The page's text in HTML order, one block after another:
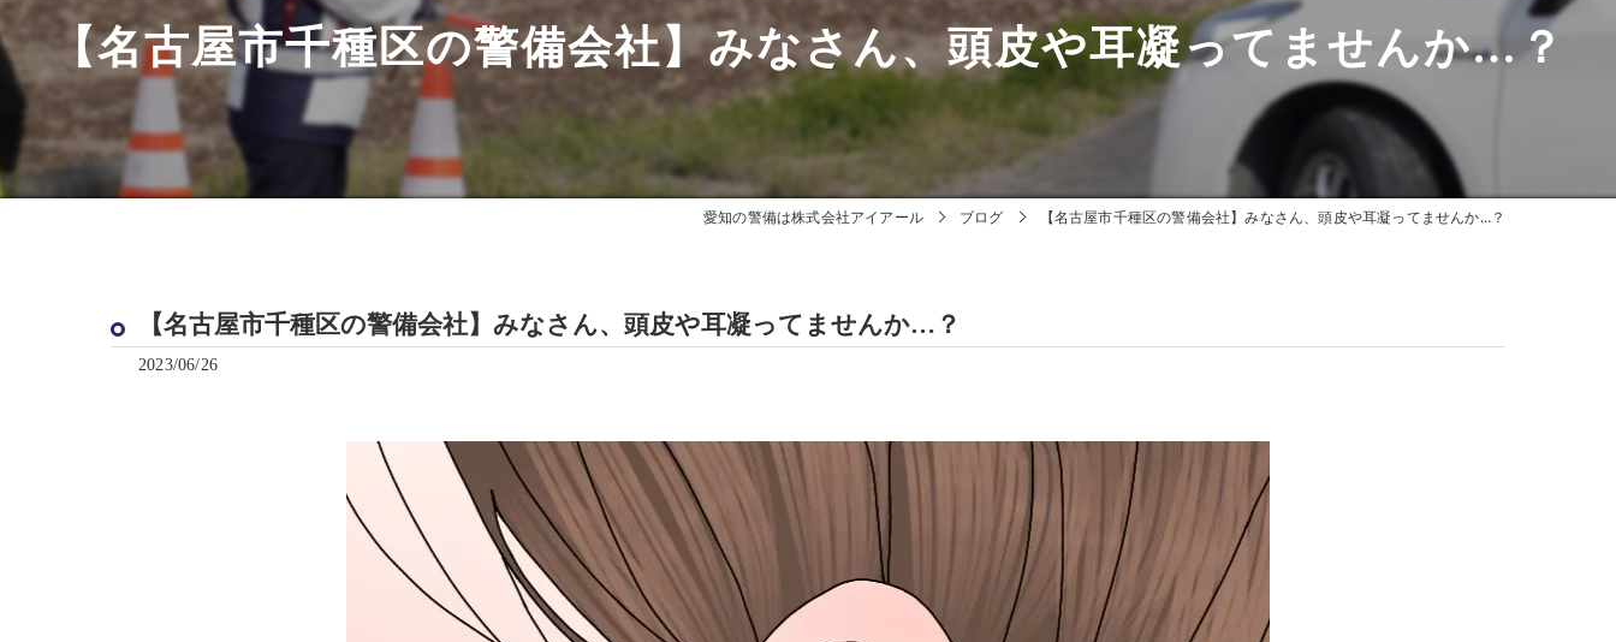
【名古屋市千種区の警備会社】みなさん、頭皮や耳凝ってませんか…？
愛知の警備は株式会社アイアール ブログ 【名古屋市千種区の警備会社】みなさん、頭皮や耳凝ってませんか…？
【名古屋市千種区の警備会社】みなさん、頭皮や耳凝ってませんか…？
2023/06/26